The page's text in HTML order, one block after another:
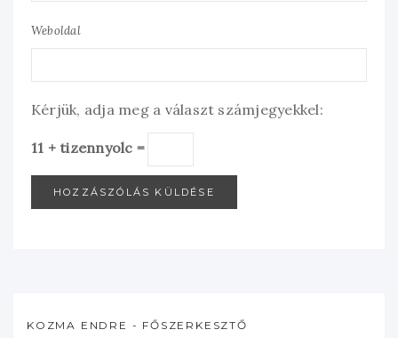
Weboldal
Kérjük, adja meg a választ számjegyekkel:
11 + tizennyolc =
KOZMA ENDRE - FŐSZERKESZTŐ